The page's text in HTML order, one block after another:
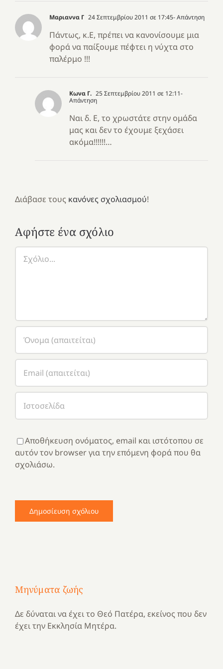
Μαριαννα Γ 24 Σεπτεμβρίου 2011 σε 17:45- Απάντηση
Πάντως, κ.Ε, πρέπει να κανονίσουμε μια
φορά να παίξουμε πέφτει η νύχτα στο
παλέρμο !!!
Κωνα Γ. 25 Σεπτεμβρίου 2011 σε 12:11-
Απάντηση
Ναι δ. Ε, το χρωστάτε στην ομάδα
μας και δεν το έχουμε ξεχάσει
ακόμα!!!!!!…
Διάβασε τους κανόνες σχολιασμού!
Αφήστε ένα σχόλιο
Αποθήκευση ονόματος, email και ιστότοπου σε
αυτόν τον browser για την επόμενη φορά που θα
σχολιάσω.
Μηνύματα ζωής
Δε δύναται να έχει το Θεό Πατέρα, εκείνος που δεν
έχει την Εκκλησία Μητέρα.